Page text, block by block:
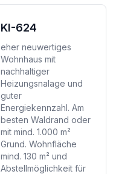
KI-624
eher neuwertiges
Wohnhaus mit
nachhaltiger
Heizungsnalage und
guter
Energiekennzahl. Am
besten Waldrand oder
mit mind. 1.000 m²
Grund. Wohnfläche
mind. 130 m² und
Abstellmöglichkeit für